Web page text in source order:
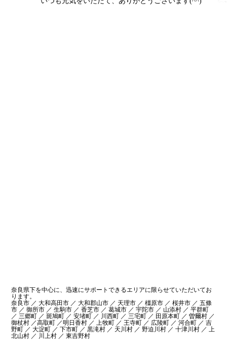
奈良県下を中心に、迅速にサポートできるエリアに限らせていただいてお
ります。
奈良市 ／ 大和高田市 ／ 大和郡山市 ／ 天理市 ／ 橿原市 ／ 桜井市 ／ 五條
市 ／ 御所市 ／ 生駒市 ／ 香芝市 ／ 葛城市 ／ 宇陀市 ／ 山添村 ／ 平群町
／ 三郷町 ／ 斑鳩町 ／ 安堵町 ／ 川西町 ／ 三宅町 ／ 田原本町 ／ 曽爾村 ／
御杖村 ／高取町 ／明日香村 ／ 上牧町 ／ 王寺町 ／ 広陵町 ／ 河合町 ／ 吉
野町 ／ 大淀町 ／ 下市町 ／ 黒滝村 ／ 天川村 ／ 野迫川村 ／ 十津川村 ／ 上
北山村 ／ 川上村 ／ 東吉野村